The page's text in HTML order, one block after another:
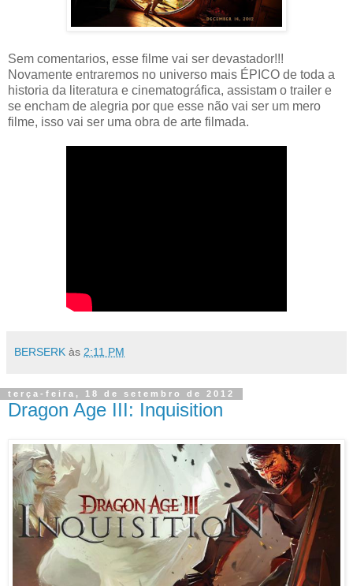
Sem comentarios, esse filme vai ser devastador!!!
Novamente entraremos no universo mais ÉPICO de toda a
historia da literatura e cinematográfica, assistam o trailer e
se encham de alegria por que esse não vai ser um mero
filme, isso vai ser uma obra de arte filmada.
BERSERK às 2:11 PM
terça-feira, 18 de setembro de 2012
Dragon Age III: Inquisition